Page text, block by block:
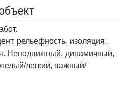
рельефность, изоляция.
Неподвижный, динамичный,
легкий, важный/